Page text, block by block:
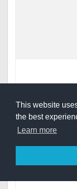
This website
the best
Learn more
JPotion Box